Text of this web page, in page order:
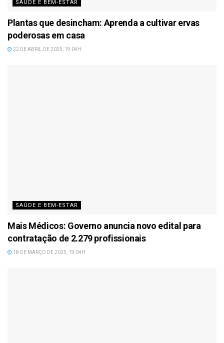
SAÚDE E BEM-ESTAR
Plantas que desincham: Aprenda a cultivar ervas
poderosas em casa
22 DE ABRIL DE 2025, 19:04H
SAÚDE E BEM-ESTAR
Mais Médicos: Governo anuncia novo edital para
contratação de 2.279 profissionais
18 DE MARÇO DE 2025, 19:04H